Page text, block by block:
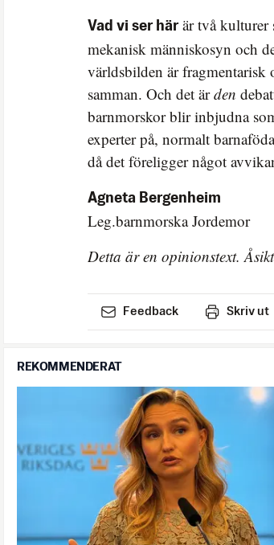
Vad vi ser här är två kulturer
mekanisk människosyn och
världsbilden är fragmentarisk
samman. Och det ärden
barnmorskor blir inbjudna
experter på, normalt
då det föreligger något
Agneta Bergenheim
Leg.barnmorska Jordemor
Detta är en opinionstext.
Feedback Skriv ut
REKOMMENDERAT